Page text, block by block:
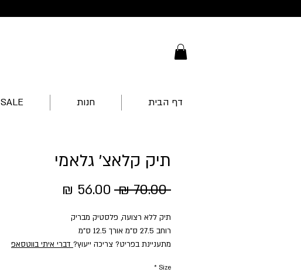
דף הבית חנות SALE
תיק קלאצ' גלאמי
‏70.00 ‏₪
מחיר
תיק ללא רצועה, פלסטיק מבריק
רוחב 27.5 ס"מ אורך 12.5 ס"מ
מתעניינת בפריט? צריכה ייעוץ? דברי איתי בווטסאפ
Size
*